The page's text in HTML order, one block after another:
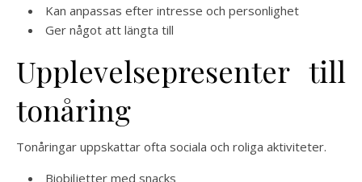
Kan anpassas efter intresse och personlighet
Ger något att längta till
Upplevelsepresenter till
tonåring
Tonåringar uppskattar ofta sociala och roliga aktiviteter.
Biobiljetter med snacks